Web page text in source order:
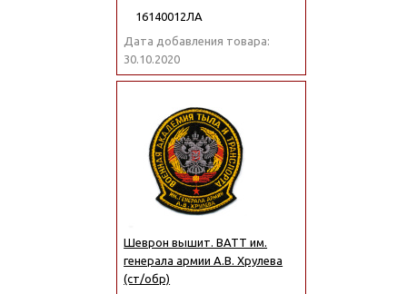
16140012ЛА
Дата добавления товара:
30.10.2020
Шеврон вышит. ВАТТ им.
генерала армии А.В. Хрулева
(ст/обр)